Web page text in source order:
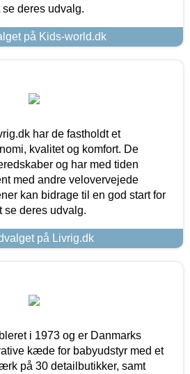
deres udvalg.
på Kids-world.dk
har de fastholdt et
kvalitet og komfort. De
og har med tiden
med andre velovervejede
kan bidrage til en god start for
se deres udvalg.
på Livrig.dk
i 1973 og er Danmarks
kæde for babyudstyr med et
på 30 detailbutikker, samt